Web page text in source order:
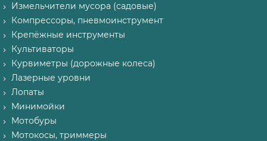
Измельчители мусора (садовые)
Компрессоры, пневмоинструмент
Крепёжные инструменты
Культиваторы
Курвиметры (дорожные колеса)
Лазерные уровни
Лопаты
Минимойки
Мотобуры
Мотокосы, триммеры